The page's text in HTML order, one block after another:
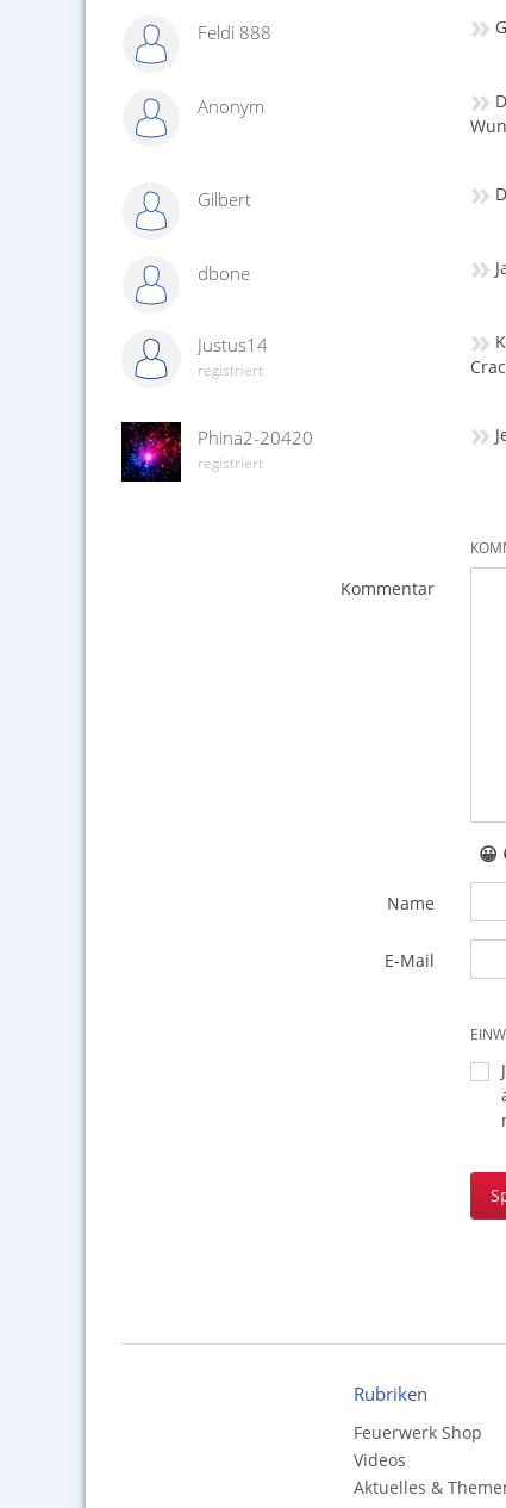
Feldi 888 »
Anonym »
Gilbert »
dbone »
Justus14
registriert
»
Phina2-20420
registriert
»
Kommentar
😀
Name
E-Mail
Rubriken
Feuerwerk Shop
Videos
Aktuelles &